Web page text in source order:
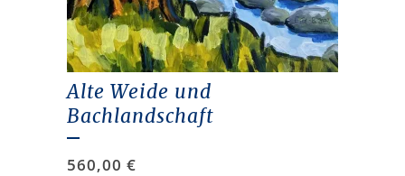
Alte Weide und
Bachlandschaft
560,00 €